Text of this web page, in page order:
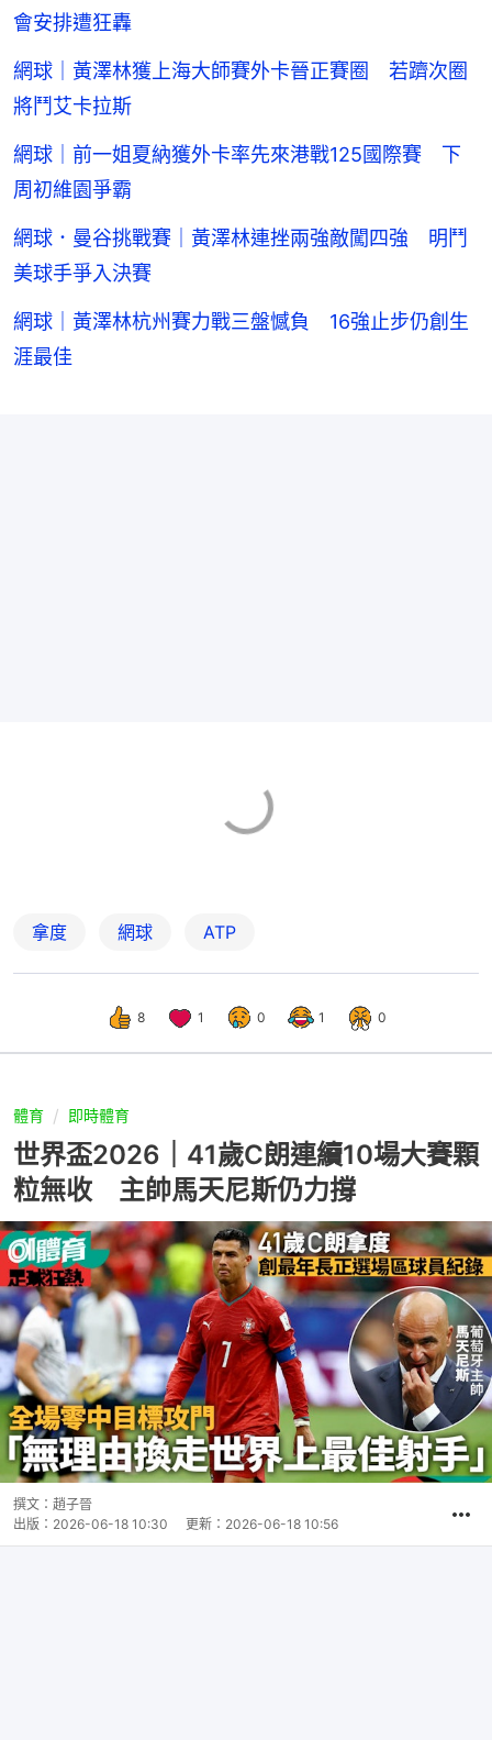
會安排遭狂轟
網球｜黃澤林獲上海大師賽外卡晉正賽圈 若躋次圈
將鬥艾卡拉斯
網球｜前一姐夏納獲外卡率先來港戰125國際賽 下
周初維園爭霸
網球．曼谷挑戰賽｜黃澤林連挫兩強敵闖四強 明鬥
美球手爭入決賽
網球｜黃澤林杭州賽力戰三盤憾負 16強止步仍創生
涯最佳
拿度 網球 ATP
8 1 0 1 0
體育 即時體育
世界盃2026｜41歲C朗連續10場大賽顆
粒無收 主帥馬天尼斯仍力撐
撰文： 趙子晉
出版： 2026-06-18 10:30 更新： 2026-06-18 10:56